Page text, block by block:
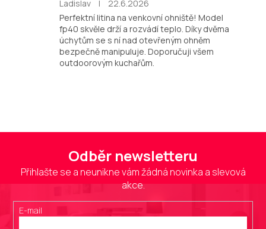
Hodnocení
produktu
je
5
z
5
Ladislav |
22.6.2026
Perfektní litina na venkovní ohniště! Model
fp40 skvěle drží a rozvádí teplo. Díky dvěma
úchytům se s ní nad otevřeným ohněm
bezpečně manipuluje. Doporučuji všem
outdoorovým kuchařům.
Odběr newsletteru
Přihlašte se a neunikne vám žádná novinka a slevová
akce.
E-mail